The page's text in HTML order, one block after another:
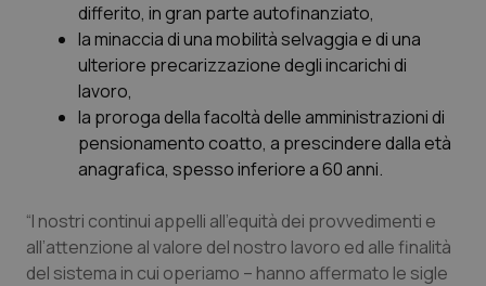
Sardegna
Sicilia
Toscana
Valle D’Aosta
Malattia di Crohn & Rettocolite Ulcerosa
Neuroscienze & patologie neurodegenerative
Obesità
Oncodermatologia
differito, in gran parte autofinanziato,
la minaccia di una mobilità selvaggia e di una
ulteriore precarizzazione degli incarichi di
lavoro,
la proroga della facoltà delle amministrazioni di
pensionamento coatto, a prescindere dalla età
anagrafica, spesso inferiore a 60 anni.
“I nostri continui appelli all’equità dei provvedimenti e
all’attenzione al valore del nostro lavoro ed alle finalità
del sistema in cui operiamo – hanno affermato le sigle